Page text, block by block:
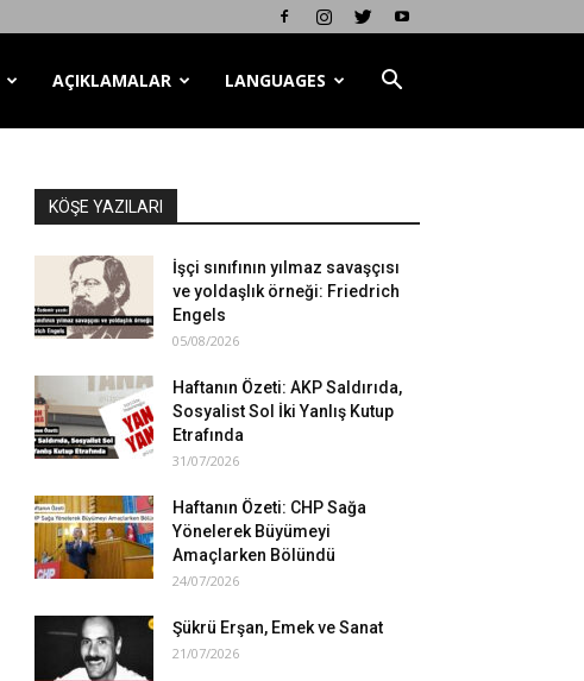
AÇIKLAMALAR LANGUAGES
KÖŞE YAZILARI
İşçi sınıfının yılmaz savaşçısı
ve yoldaşlık örneği: Friedrich
Engels
05/08/2026
Haftanın Özeti: AKP Saldırıda,
Sosyalist Sol İki Yanlış Kutup
Etrafında
31/07/2026
Haftanın Özeti: CHP Sağa
Yönelerek Büyümeyi
Amaçlarken Bölündü
24/07/2026
Şükrü Erşan, Emek ve Sanat
21/07/2026